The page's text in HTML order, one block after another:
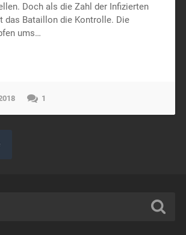
Doch als die Zahl der Infizierten
das Bataillon die Kontrolle. Die
ums…
1